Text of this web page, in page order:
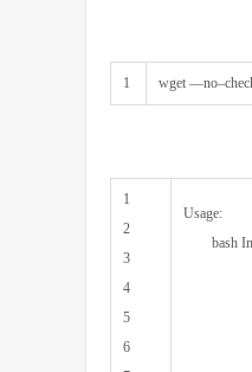
1 wget —no–
1
2
3
4
5
6
Usage:
bash